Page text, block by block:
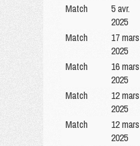
Match
5 avr.
2025
Match
17 mars
2025
Match
16 mars
2025
Match
12 mars
2025
Match
12 mars
2025